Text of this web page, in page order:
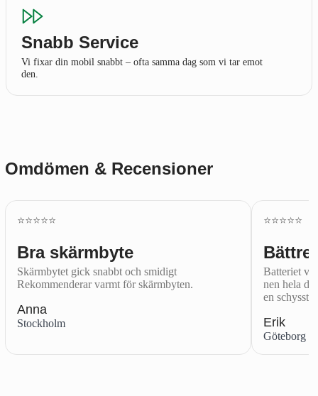
Snabb Service
Vi fixar din mobil snabbt – ofta samma dag som vi tar emot
den.
Omdömen & Recensioner
⭐️⭐️⭐️⭐️⭐️
Bra skärmbyte
Skärmbytet gick snabbt och smidigt
Rekommenderar varmt för skärmbyten.
Anna
Stockholm
⭐️⭐️⭐️⭐️⭐️
Bättre
Batteriet
nen hela
en schysst.
Erik
Göteborg